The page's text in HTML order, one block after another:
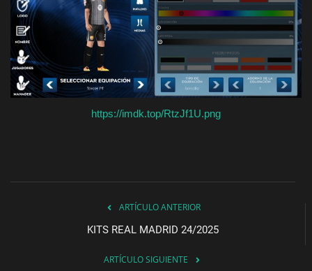
https://imdk.top/RtzJf1U.png
ARTÍCULO ANTERIOR
KITS REAL MADRID 24/2025
ARTÍCULO SIGUIENTE